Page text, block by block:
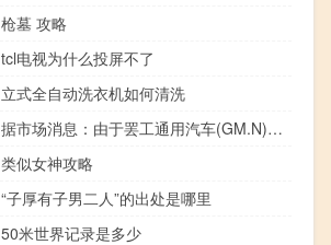
枪墓 攻略
tcl电视为什么投屏不了
立式全自动洗衣机如何清洗
据市场消息：由于罢工通用汽车(GM.N)推迟了投资者日
类似女神攻略
“子厚有子男二人”的出处是哪里
50米世界记录是多少